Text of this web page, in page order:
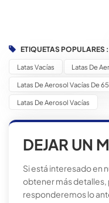
ETIQUETAS POPULARES :
Latas Vacías Latas De
Latas De Aerosol Vacías De
Latas De Aerosol Vacías
DEJAR UN
Si está interesado en
obtener más detalles,
responderemos lo